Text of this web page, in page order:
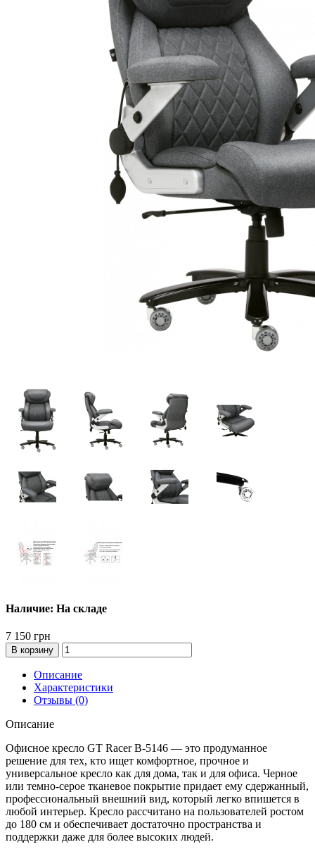
Наличие: На складе
7 150 грн
В корзину
Описание
Характеристики
Отзывы (0)
Описание
Офисное кресло GT Racer B-5146 — это продуманное
решение для тех, кто ищет комфортное, прочное и
универсальное кресло как для дома, так и для офиса. Черное
или темно-серое тканевое покрытие придает ему сдержанный,
профессиональный внешний вид, который легко впишется в
любой интерьер. Кресло рассчитано на пользователей ростом
до 180 см и обеспечивает достаточно пространства и
поддержки даже для более высоких людей.